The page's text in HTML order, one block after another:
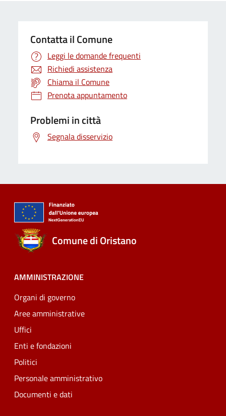
Contatta il Comune
Leggi le domande frequenti
Richiedi assistenza
Chiama il Comune
Prenota appuntamento
Problemi in città
Segnala disservizio
Comune di Oristano
AMMINISTRAZIONE
Organi di governo
Aree amministrative
Uffici
Enti e fondazioni
Politici
Personale amministrativo
Documenti e dati